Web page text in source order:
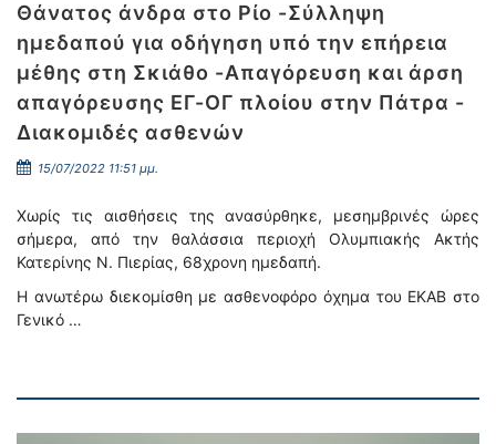
Θάνατος άνδρα στο Ρίο -Σύλληψη
ημεδαπού για οδήγηση υπό την επήρεια
μέθης στη Σκιάθο -Απαγόρευση και άρση
απαγόρευσης ΕΓ-ΟΓ πλοίου στην Πάτρα -
Διακομιδές ασθενών
15/07/2022 11:51 μμ.
Χωρίς τις αισθήσεις της ανασύρθηκε, μεσημβρινές ώρες
σήμερα, από την θαλάσσια περιοχή Ολυμπιακής Ακτής
Κατερίνης Ν. Πιερίας, 68χρονη ημεδαπή.
Η ανωτέρω διεκομίσθη με ασθενοφόρο όχημα του ΕΚΑΒ στο
Γενικό …